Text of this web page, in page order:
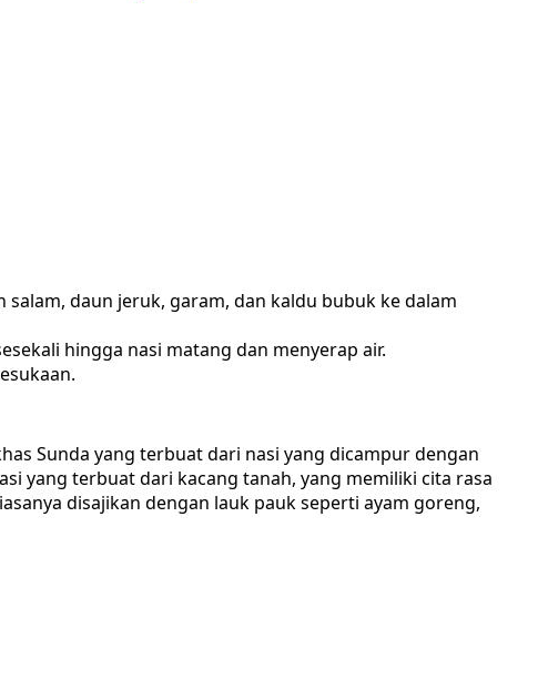
salam, daun jeruk, garam, dan kaldu bubuk ke dalam
hingga nasi matang dan menyerap air.
Sunda yang terbuat dari nasi yang dicampur dengan
yang terbuat dari kacang tanah, yang memiliki cita rasa
disajikan dengan lauk pauk seperti ayam goreng,